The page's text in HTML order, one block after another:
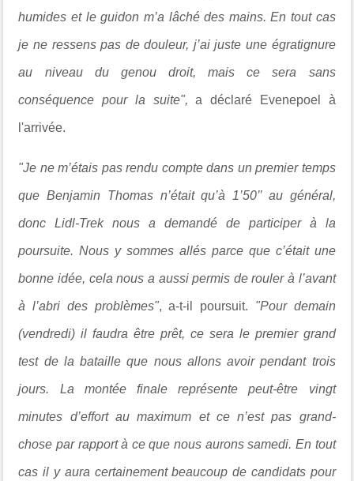
humides et le guidon m’a lâché des mains. En tout cas
je ne ressens pas de douleur, j’ai juste une égratignure
au niveau du genou droit, mais ce sera sans
conséquence pour la suite", a déclaré Evenepoel à
l'arrivée.
"Je ne m’étais pas rendu compte dans un premier temps
que Benjamin Thomas n’était qu’à 1’50’’ au général,
donc Lidl-Trek nous a demandé de participer à la
poursuite. Nous y sommes allés parce que c’était une
bonne idée, cela nous a aussi permis de rouler à l’avant
à l’abri des problèmes", a-t-il poursuit. "Pour demain
(vendredi) il faudra être prêt, ce sera le premier grand
test de la bataille que nous allons avoir pendant trois
jours. La montée finale représente peut-être vingt
minutes d’effort au maximum et ce n’est pas grand-
chose par rapport à ce que nous aurons samedi. En tout
cas il y aura certainement beaucoup de candidats pour